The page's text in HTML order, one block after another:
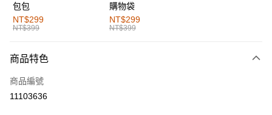
全家取貨付款
每筆NT$60，滿NT$1,000(含以上)免運費
付款後全家取貨
萊爾富取貨付款
包包
NT$299
NT$399
購物袋
NT$299
NT$399
商品特色
商品編號
11103636